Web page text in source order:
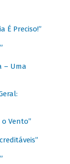
É Preciso!”
– Uma
Vento”